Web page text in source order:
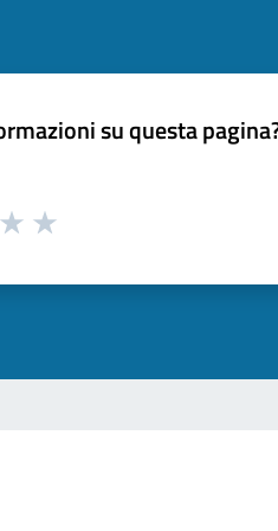
su questa